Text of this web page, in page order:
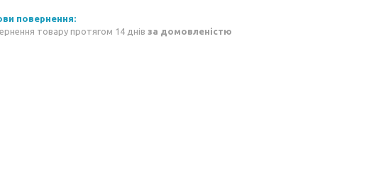
товару протягом 14 днів за домовленістю